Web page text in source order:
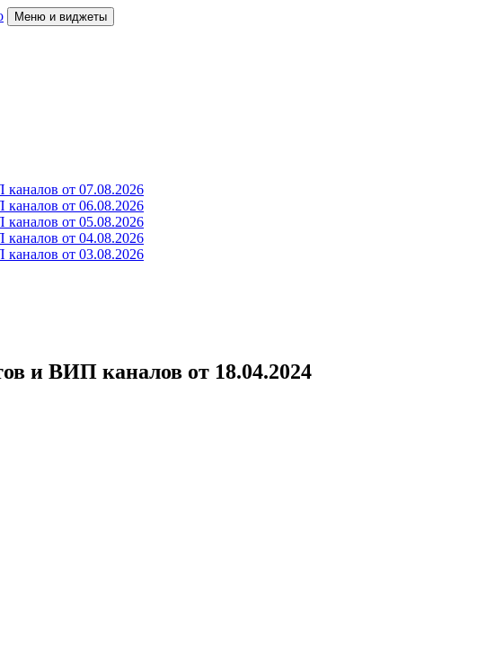
Меню и виджеты
от 07.08.2026
от 06.08.2026
от 05.08.2026
от 04.08.2026
от 03.08.2026
и ВИП каналов от 18.04.2024